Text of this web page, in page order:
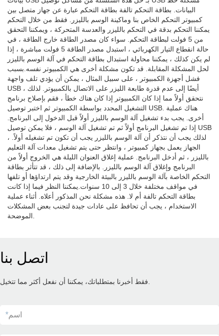
البيانات. بطاقة التحكم تالفة بطاقة التحكم عبارة عن جهاز متصل بين
كمبيوتر التحكم الخاص بنا وماكينة الوسم بالليزر. فقط من خلال التحكم
يمكننا التحكم بدقة في التحكم بالليزر والعدسة المتحركة ، ويمكننا التحقق
من 5 فولت لبطاقة التحكم. سواء كان مصدر الطاقة خارج الطاقة ، في
حالة انقطاع التيار الكهربائي ، استبدل مصدر الطاقة 5 فولت مباشرة ، إذا
لم يكن كذلك ، يمكننا محاولة استبدال بطاقة التحكم في آلة الوسم بالليزر
لحل المشكلة المقابلة. قد تكون مشكلة أخرى هي الكمبيوتر نفسه.بسبب
فشل أجهزة الكمبيوتر ، على سبيل المثال ، يمكن أن يؤدي تلف واجهة
USB أيضًا إلى عدم قدرة طابعة الليزر على الاتصال بالكمبيوتر. لذلك ،
نتحقق أولاً مما إذا كان الكمبيوتر إذا كان هناك خطأ ، فقم بإصلاح برنامج
التشغيل المحدد بواسطة الكمبيوتر ثم اختبر توصيل USB. هناك عملية
أخرى. يجب بدء تشغيل آلة الوسم بالليزر أولاً قبل الدخول إلى البرنامج.
إذا تم تشغيل البرنامج أولاً ثم تم تشغيل آلة الوسم ، فلا يمكن توصيل USB
، لذلك يجب أن نتذكر أن آلة الوسم بالليزر يجب أن تكون تم تشغيله أولاً.
الجهاز يعمل بجهاز كمبيوتر ، وانتظر حتى يتم تشغيل معدات آلة التعليم
بالليزر ، ثم أدخل البرنامج. عملية إغلاق العنوان الليلة هي الخروج أولاً من
البرنامج وإغلاق آلة الوسم بالليزر. بالإضافة إلى ذلك ، قد تتأثر بطاقة
التحكم الخاصة بآلة الوسم بالليزر بالبيئة الخارجية وقد يتم ارتداؤها أو تلفها
في مواقف مختلفة خلال 3 إلى 10 سنوات.يمكننا النظر فيما إذا كانت
بطاقة التحكم تالفة أم لا. هذه مشكلة نحن المذكور أعلاه. أثناء عملية
الاستخدام ، يجب أن تحافظ على عادات جيدة لتجنب بعض المشكلات
اتصل بنا
*اسم